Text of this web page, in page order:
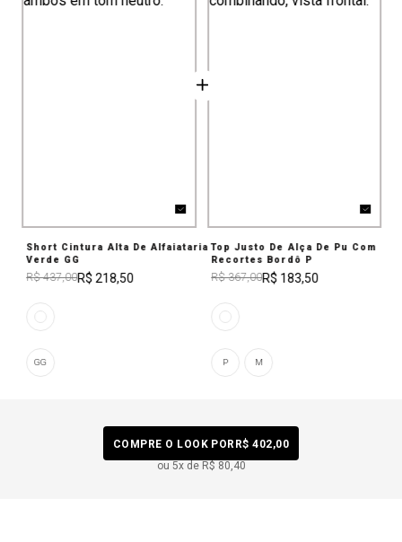
Short Cintura Alta De Alfaiataria
Verde GG
R$ 437,00R$ 218,50
GG
Top Justo De Alça De Pu Com
Recortes Bordô P
R$ 367,00R$ 183,50
M
P
ou 5x de R$ 80,40
COMPRE O LOOK POR R$ 402,00